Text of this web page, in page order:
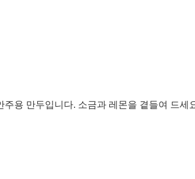
용 만두입니다. 소금과 레몬을 곁들여 드세